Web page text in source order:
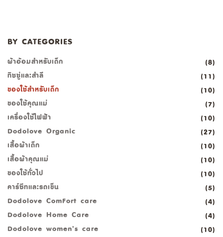
BY CATEGORIES
ผ้าอ้อมสำหรับเด็ก
(8)
ทิชชู่และสำลี
(11)
ของใช้สำหรับเด็ก
(10)
ของใช้คุณแม่
(7)
เครื่องใช้ไฟฟ้า
(10)
Dodolove Organic
(27)
เสื้อผ้าเด็ก
(10)
เสื้อผ้าคุณแม่
(10)
ของใช้ทั่วไป
(10)
คาร์ซีทและรถเข็น
(5)
Dodolove ComFort care
(4)
Dodolove Home Care
(4)
Dodolove women’s care
(10)